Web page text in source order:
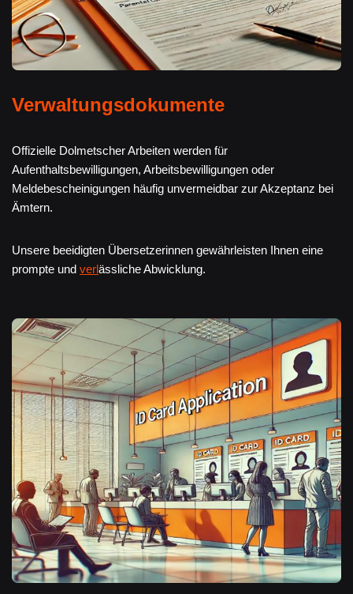
Verwaltungsdokumente
Offizielle Dolmetscher Arbeiten werden für
Aufenthaltsbewilligungen, Arbeitsbewilligungen oder
Meldebescheinigungen häufig unvermeidbar zur Akzeptanz bei
Ämtern.
Unsere beeidigten Übersetzerinnen gewährleisten Ihnen eine
prompte und verlässliche Abwicklung.